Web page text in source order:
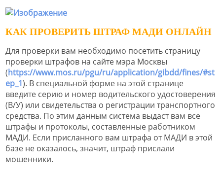
КАК ПРОВЕРИТЬ ШТРАФ МАДИ ОНЛАЙН
Для проверки вам необходимо посетить страницу
проверки штрафов на сайте мэра Москвы
(https://www.mos.ru/pgu/ru/application/gibdd/fines/#st
ep_1). В специальной форме на этой странице
введите серию и номер водительского удостоверения
(В/У) или свидетельства о регистрации транспортного
средства. По этим данным система выдаст вам все
штрафы и протоколы, составленные работником
МАДИ. Если присланного вам штрафа от МАДИ в этой
базе не оказалось, значит, штраф прислали
мошенники.